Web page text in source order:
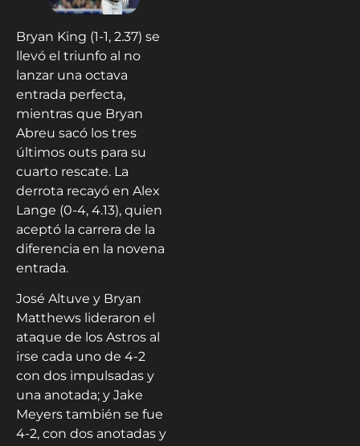
Bryan King (1-1, 2.37) se
llevó el triunfo al no
lanzar una octava
entrada perfecta,
mientras que Bryan
Abreu sacó los tres
últimos outs para su
cuarto rescate. La
derrota recayó en Alex
Lange (0-4, 4.13), quien
aceptó la carrera de la
diferencia en la novena
entrada.
José Altuve y Bryan
Matthews lideraron el
ataque de los Astros al
irse cada uno de 4-2
con dos impulsadas y
una anotada; y Jake
Meyers también se fue
4-2, con dos anotadas y